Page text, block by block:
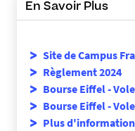
En Savoir Plus
Site de Campus
Règlement 2024
Bourse Eiffel -
Bourse Eiffel -
Plus